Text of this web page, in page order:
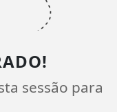
sessão para